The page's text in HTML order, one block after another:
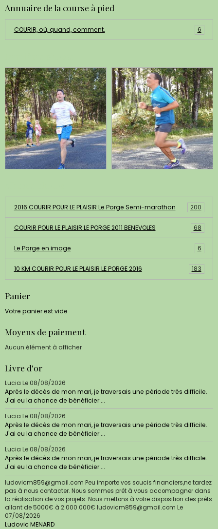
Annuaire de la course à pied
COURIR, où, quand, comment. 6
2016 COURIR POUR LE PLAISIR Le Porge Semi-marathon 200
COURIR POUR LE PLAISIR LE PORGE 2011 BENEVOLES 68
Le Porge en image 6
10 KM COURIR POUR LE PLAISIR LE PORGE 2016 183
Panier
Votre panier est vide
Moyens de paiement
Aucun élément à afficher
Livre d'or
Lucia Le 08/08/2026
Après le décès de mon mari, je traversais une période très difficile.
J'ai eu la chance de bénéficier ...
Lucia Le 08/08/2026
Après le décès de mon mari, je traversais une période très difficile.
J'ai eu la chance de bénéficier ...
Lucia Le 08/08/2026
Après le décès de mon mari, je traversais une période très difficile.
J'ai eu la chance de bénéficier ...
ludovicm859@gmail.com Peu importe vos soucis financiers,ne tardez
pas à nous contacter. Nous sommes prêt à vous accompagner dans
la réalisation de vos projets. Nous mettons à votre disposition des prêts
allant de 5000€ à 2.000.000€ ludovicm859@gmail.com Le
07/08/2026
Ludovic MENARD